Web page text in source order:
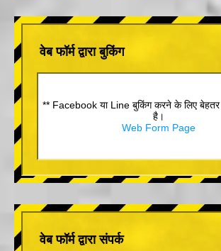
वेब फॉर्म द्वारा बुकिंग
** Facebook या Line बुकिंग करने के लिए
है।
Web Form Page
वेब फॉर्म द्वारा संपर्क